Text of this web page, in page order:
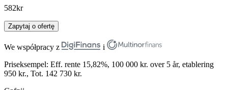
582kr
Zapytaj o ofertę
We współpracy z
i
Priseksempel: Eff. rente 15,82%, 100 000 kr. over 5 år, etablering
950 kr., Tot. 142 730 kr.